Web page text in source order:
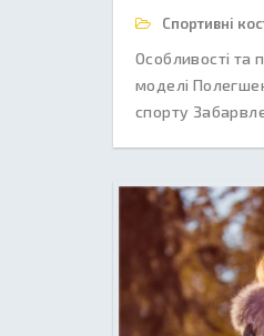
Спортивні
Особливості та
моделі
спорту